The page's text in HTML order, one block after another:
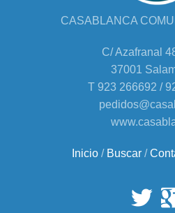
CASABLANCA
C/ Azafranal
37001
T 923 266692 /
Inicio/ Buscar/